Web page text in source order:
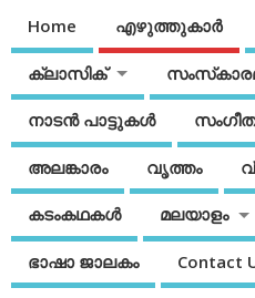
Home എഴുത്തുകാര്‍
ക്ലാസിക്
നാടന്‍ പാട്ടുകള്‍
അലങ്കാരം വൃത്തം
കടംകഥകള്‍ മലയാളം
ഭാഷാ ജാലകം Contact